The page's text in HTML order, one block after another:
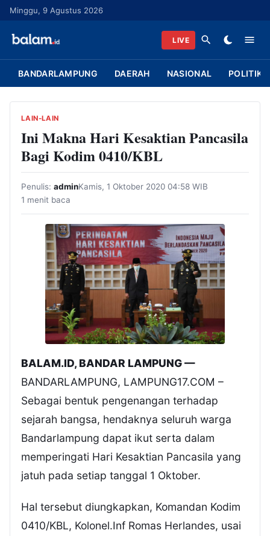
u
Minggu, 9 Agustus 2026
LIVE
BANDARLAMPUNG DAERAH NASIONAL POLITIK
LAIN-LAIN
Ini Makna Hari Kesaktian Pancasila
Bagi Kodim 0410/KBL
Penulis: adminKamis, 1 Oktober 2020 04:58 WIB
1 menit baca
BALAM.ID, BANDAR LAMPUNG —
BANDARLAMPUNG, LAMPUNG17.COM –
Sebagai bentuk pengenangan terhadap
sejarah bangsa, hendaknya seluruh warga
Bandarlampung dapat ikut serta dalam
memperingati Hari Kesaktian Pancasila yang
jatuh pada setiap tanggal 1 Oktober.
Hal tersebut diungkapkan, Komandan Kodim
0410/KBL, Kolonel.Inf Romas Herlandes, usai